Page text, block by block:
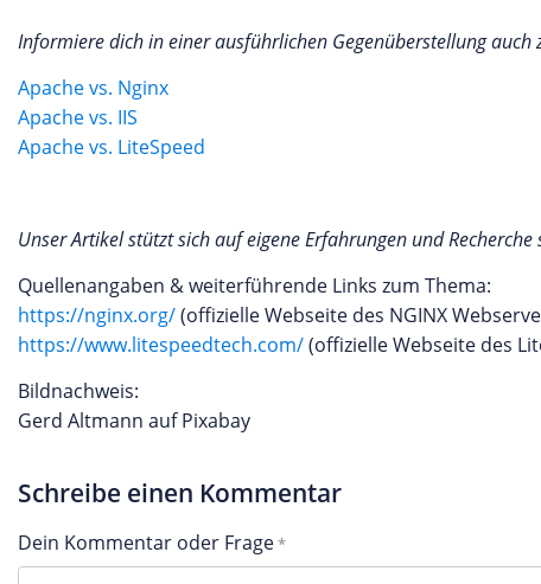
Informiere dich in einer ausführlichen Gegenüberstellung
Apache vs. Nginx
Apache vs. IIS
Apache vs. LiteSpeed
Unser Artikel stützt sich auf eigene Erfahrungen und
Quellenangaben & weiterführende Links zum Thema:
https://nginx.org/(offizielle Webseite des NGINX
https://www.litespeedtech.com/(offizielle Webseite des
Bildnachweis:
Gerd Altmann auf Pixabay
Schreibe einen Kommentar
Dein Kommentar oder Frage